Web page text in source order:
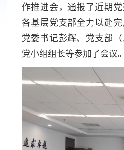
作推进会，通报了近期
各基层党支部全力以赴完
党委书记彭辉、党支部（
党小组组长等参加了会议。